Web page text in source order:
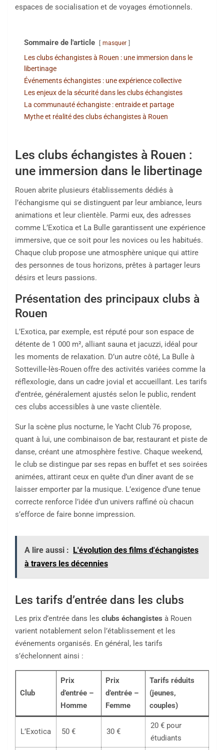
espaces de socialisation et de voyages émotionnels.
Sommaire de l'article masquer
Les clubs échangistes à Rouen : une immersion dans le
libertinage
Événements échangistes : une expérience collective
Les enjeux de la sécurité dans les clubs échangistes
La communauté échangiste : entraide et partage
Mythe et réalité des clubs échangistes à Rouen
Les clubs échangistes à Rouen :
une immersion dans le libertinage
Rouen abrite plusieurs établissements dédiés à
l’échangisme qui se distinguent par leur ambiance, leurs
animations et leur clientèle. Parmi eux, des adresses
comme L’Exotica et La Bulle garantissent une expérience
immersive, que ce soit pour les novices ou les habitués.
Chaque club propose une atmosphère unique qui attire
des personnes de tous horizons, prêtes à partager leurs
désirs et leurs passions.
Présentation des principaux clubs à
Rouen
L’Exotica, par exemple, est réputé pour son espace de
détente de 1 000 m², alliant sauna et jacuzzi, idéal pour
les moments de relaxation. D’un autre côté, La Bulle à
Sotteville-lès-Rouen offre des activités variées comme la
réflexologie, dans un cadre jovial et accueillant. Les tarifs
d’entrée, généralement ajustés selon le public, rendent
ces clubs accessibles à une vaste clientèle.
Sur la scène plus nocturne, le Yacht Club 76 propose,
quant à lui, une combinaison de bar, restaurant et piste de
danse, créant une atmosphère festive. Chaque weekend,
le club se distingue par ses repas en buffet et ses soirées
animées, attirant ceux en quête d’un dîner avant de se
laisser emporter par la musique. L’exigence d’une tenue
correcte renforce l’idée d’un univers raffiné où chacun
s’efforce de faire bonne impression.
A lire aussi :
L'évolution des films d'échangistes
à travers les décennies
Les tarifs d’entrée dans les clubs
Les prix d’entrée dans les clubs échangistes à Rouen
varient notablement selon l’établissement et les
événements organisés. En général, les tarifs
s’échelonnent ainsi :
Club
Prix
d’entrée –
Homme
Prix
d’entrée –
Femme
Tarifs réduits
(jeunes,
couples)
L’Exotica 50 € 30 €
20 € pour
étudiants